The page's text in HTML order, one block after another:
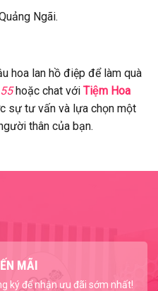
Ngãi.
hoa lan hồ điệp để làm quà
hoặc chat với Tiệm Hoa
sự tư vấn và lựa chọn một
thân của bạn.
MÃI
ký để nhận ưu đãi sớm nhất!